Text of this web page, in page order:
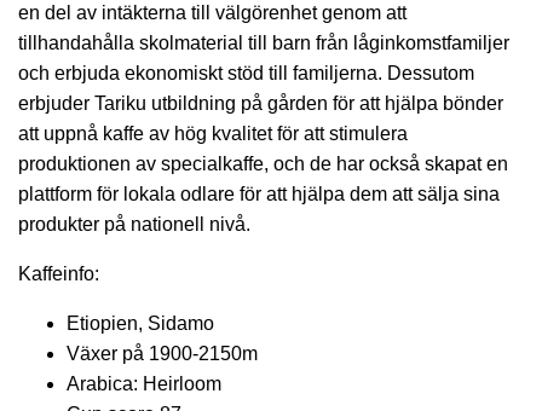
en del av intäkterna till välgörenhet genom att
tillhandahålla skolmaterial till barn från låginkomstfamiljer
och erbjuda ekonomiskt stöd till familjerna. Dessutom
erbjuder Tariku utbildning på gården för att hjälpa bönder
att uppnå kaffe av hög kvalitet för att stimulera
produktionen av specialkaffe, och de har också skapat en
plattform för lokala odlare för att hjälpa dem att sälja sina
produkter på nationell nivå.
Kaffeinfo:
Etiopien, Sidamo
Växer på 1900-2150m
Arabica: Heirloom